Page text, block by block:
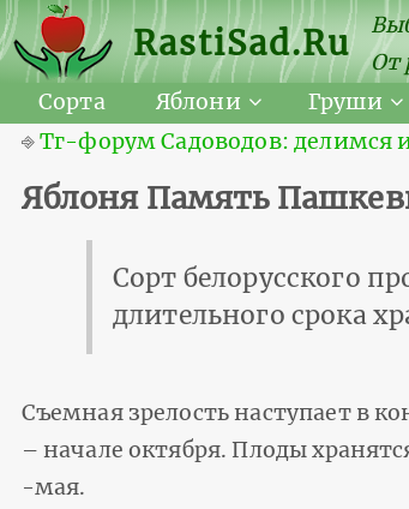
RastiSad.Ru
От
Сорта
Яблони Груши
⎆Тг-форум Садоводов: делимся
Яблоня Память
Сорт белорусского
длительного срока
Съемная зрелость наступает в
– начале октября. Плоды
-мая.